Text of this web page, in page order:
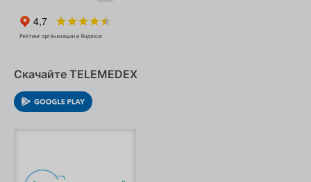
Скачайте TELEMEDEX